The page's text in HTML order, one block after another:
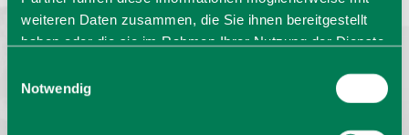
weiteren Daten zusammen, die Sie ihnen bereitgestellt
haben oder die sie im Rahmen Ihrer Nutzung der Dienste
Cookies, wenn Sie unsere Webseite weiterhin nutzen.
Notwendig
Erklärung zur Barrierefreiheit
Bayern - traditionell anders